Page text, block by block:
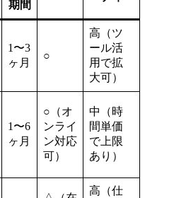
期間
1〜3
ヶ月
○
高（ツ
ール活
用で拡
大可）
1〜6
ヶ月
○（オ
ンライ
ン対応
可）
中（時
間単価
で上限
あり）
高（仕